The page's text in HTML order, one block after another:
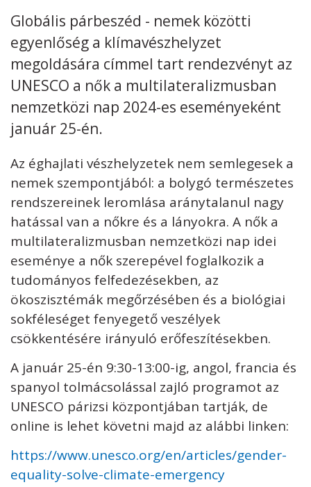
KAPCSOLAT
Kövess minket
RSS
Globális párbeszéd - nemek közötti
egyenlőség a klímavészhelyzet
megoldására címmel tart rendezvényt az
UNESCO a nők a multilateralizmusban
nemzetközi nap 2024-es eseményeként
január 25-én.
Az éghajlati vészhelyzetek nem semlegesek a
nemek szempontjából: a bolygó természetes
rendszereinek leromlása aránytalanul nagy
hatással van a nőkre és a lányokra. A nők a
multilateralizmusban nemzetközi nap idei
eseménye a nők szerepével foglalkozik a
tudományos felfedezésekben, az
ökoszisztémák megőrzésében és a biológiai
sokféleséget fenyegető veszélyek
csökkentésére irányuló erőfeszítésekben.
A január 25-én 9:30-13:00-ig, angol, francia és
spanyol tolmácsolással zajló programot az
UNESCO párizsi központjában tartják, de
online is lehet követni majd az alábbi linken:
https://www.unesco.org/en/articles/gender-
equality-solve-climate-emergency